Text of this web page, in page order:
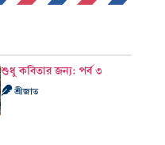
শুধু কবিতার জন্য: পর্ব ৩
শ্রীজাত